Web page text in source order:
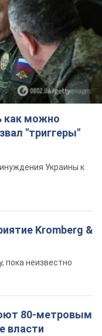
как можно
"триггеры"
Украины к
Kromberg &
пока неизвестно
80-метровым
власти